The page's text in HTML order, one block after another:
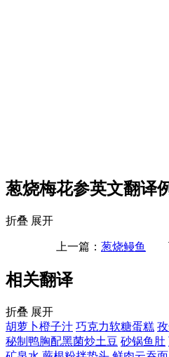
葱烧梅花参英文翻译
折叠 展开
上一篇： 葱烧鳗鱼 下
相关翻译
折叠 展开
胡萝卜橙子汁 巧克力软糖蛋糕
秘制鸭胸配黑菌炒土豆 砂锅鱼肚